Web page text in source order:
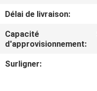
VISITE
DE
L'USINE
Délai de livraison:
Capacité
d'approvisionnement:
Surligner: